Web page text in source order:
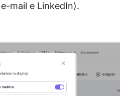
mail e LinkedIn).